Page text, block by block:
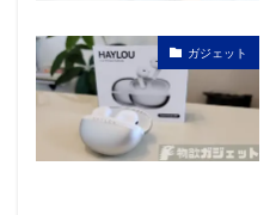
ガジェット